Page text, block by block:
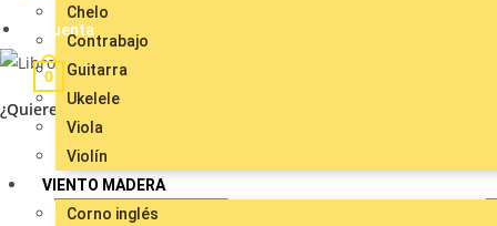
Mi Cuenta
0
Chelo
Contrabajo
Guitarra
Ukelele
Viola
Violín
VIENTO MADERA
Corno inglés
¿Quieres compartirlo?